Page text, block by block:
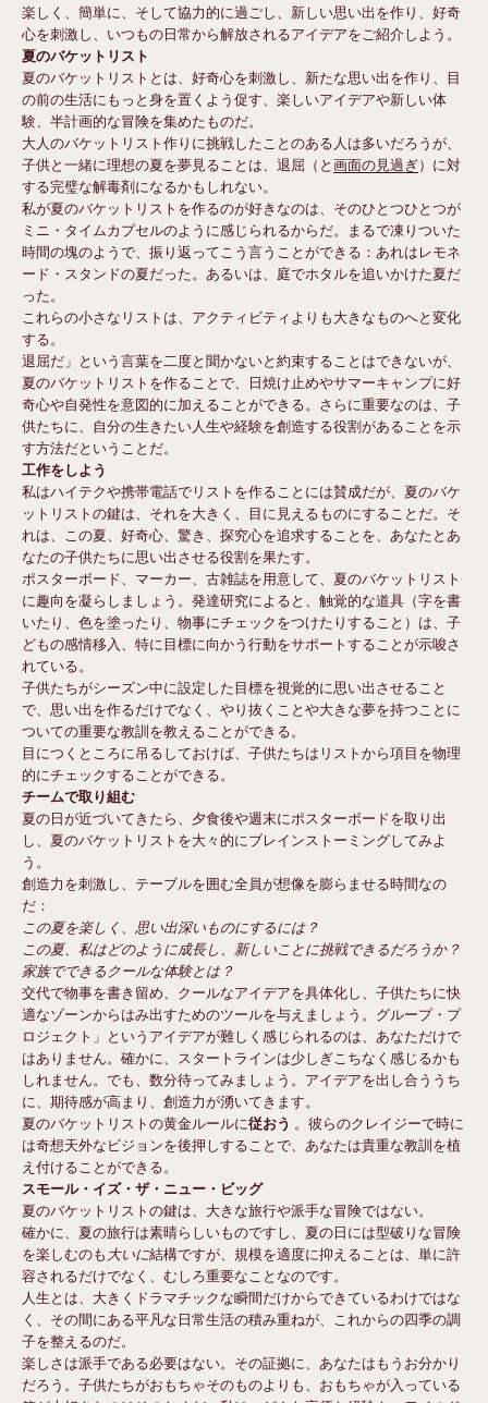
楽しく、簡単に、そして協力的に過ごし、新しい思い出を作り、好奇
心を刺激し、いつもの日常から解放されるアイデアをご紹介しよう。
夏のバケットリスト
夏のバケットリストとは、好奇心を刺激し、新たな思い出を作り、目
の前の生活にもっと身を置くよう促す、楽しいアイデアや新しい体
験、半計画的な冒険を集めたものだ。
大人のバケットリスト作りに挑戦したことのある人は多いだろうが、
子供と一緒に理想の夏を夢見ることは、退屈（と画面の見過ぎ）に対
する完璧な解毒剤になるかもしれない。
私が夏のバケットリストを作るのが好きなのは、そのひとつひとつが
ミニ・タイムカプセルのように感じられるからだ。まるで凍りついた
時間の塊のようで、振り返ってこう言うことができる：あれはレモネ
ード・スタンドの夏だった。あるいは、庭でホタルを追いかけた夏だ
った。
これらの小さなリストは、アクティビティよりも大きなものへと変化
する。
退屈だ」という言葉を二度と聞かないと約束することはできないが、
夏のバケットリストを作ることで、日焼け止めやサマーキャンプに好
奇心や自発性を意図的に加えることができる。さらに重要なのは、子
供たちに、自分の生きたい人生や経験を創造する役割があることを示
す方法だということだ。
工作をしよう
私はハイテクや携帯電話でリストを作ることには賛成だが、夏のバケ
ットリストの鍵は、それを大きく、目に見えるものにすることだ。そ
れは、この夏、好奇心、驚き、探究心を追求することを、あなたとあ
なたの子供たちに思い出させる役割を果たす。
ポスターボード、マーカー、古雑誌を用意して、夏のバケットリスト
に趣向を凝らしましょう。発達研究によると、触覚的な道具（字を書
いたり、色を塗ったり、物事にチェックをつけたりすること）は、子
どもの感情移入、特に目標に向かう行動をサポートすることが示唆さ
れている。
子供たちがシーズン中に設定した目標を視覚的に思い出させること
で、思い出を作るだけでなく、やり抜くことや大きな夢を持つことに
ついての重要な教訓を教えることができる。
目につくところに吊るしておけば、子供たちはリストから項目を物理
的にチェックすることができる。
チームで取り組む
夏の日が近づいてきたら、夕食後や週末にポスターボードを取り出
し、夏のバケットリストを大々的にブレインストーミングしてみよ
う。
創造力を刺激し、テーブルを囲む全員が想像を膨らませる時間なの
だ：
この夏を楽しく、思い出深いものにするには？
この夏、私はどのように成長し、新しいことに挑戦できるだろうか？
家族でできるクールな体験とは？
交代で物事を書き留め、クールなアイデアを具体化し、子供たちに快
適なゾーンからはみ出すためのツールを与えましょう。グループ・プ
ロジェクト」というアイデアが難しく感じられるのは、あなただけで
はありません。確かに、スタートラインは少しぎこちなく感じるかも
しれません。でも、数分待ってみましょう。アイデアを出し合ううち
に、期待感が高まり、創造力が湧いてきます。
夏のバケットリストの黄金ルールに従おう 。彼らのクレイジーで時に
は奇想天外なビジョンを後押しすることで、あなたは貴重な教訓を植
え付けることができる。
スモール・イズ・ザ・ニュー・ビッグ
夏のバケットリストの鍵は、大きな旅行や派手な冒険ではない。
確かに、夏の旅行は素晴らしいものですし、夏の日には型破りな冒険
を楽しむのも 大いに結構ですが、規模を適度に抑えることは、単に許
容されるだけでなく、むしろ重要なことなのです。
人生とは、大きくドラマチックな瞬間だけからできているわけではな
く、その間にある平凡な日常生活の積み重ねが、これからの四季の調
子を整えるのだ。
楽しさは派手である必要はない。その証拠に、あなたはもうお分かり
だろう。子供たちがおもちゃそのものよりも、おもちゃが入っている